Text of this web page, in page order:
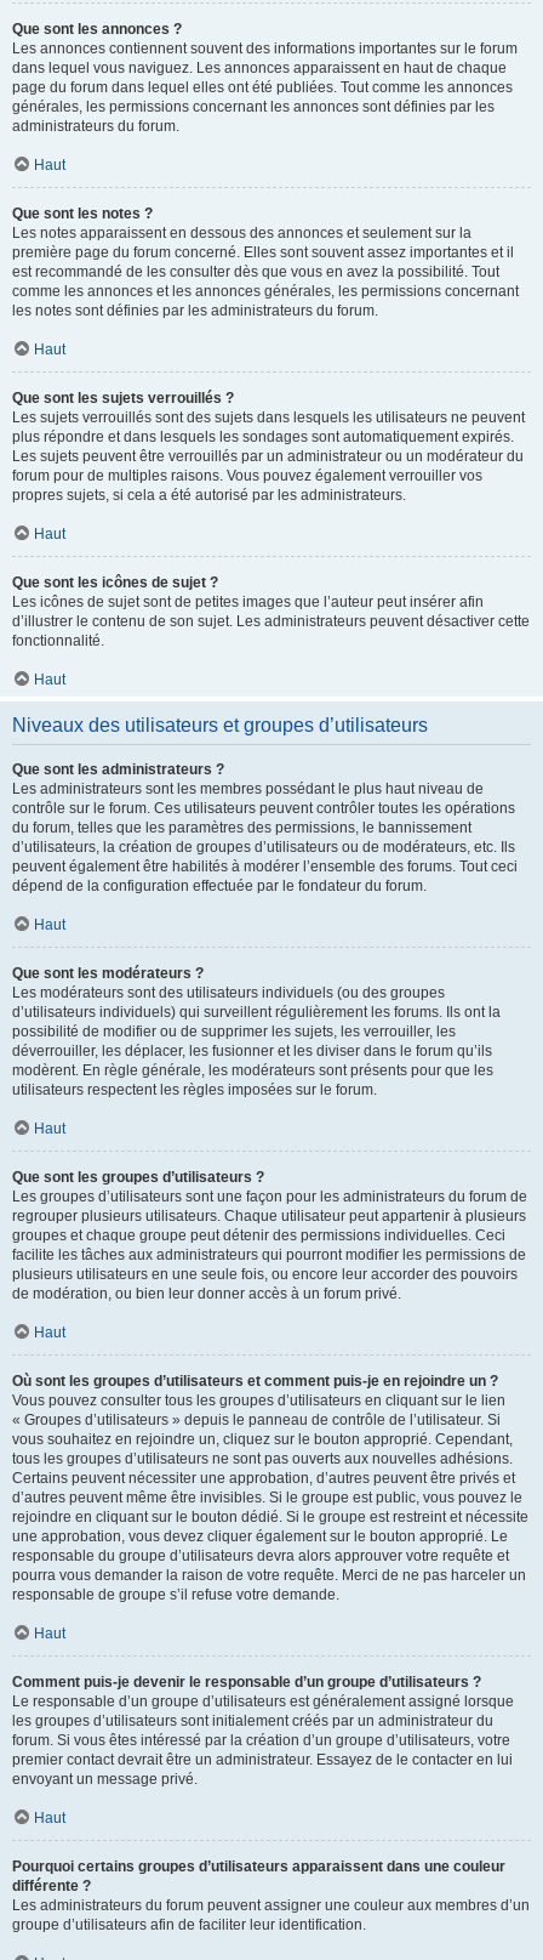
Que sont les annonces ?
Les annonces contiennent souvent des informations importantes sur le forum
dans lequel vous naviguez. Les annonces apparaissent en haut de chaque
page du forum dans lequel elles ont été publiées. Tout comme les annonces
générales, les permissions concernant les annonces sont définies par les
administrateurs du forum.
Haut
Que sont les notes ?
Les notes apparaissent en dessous des annonces et seulement sur la
première page du forum concerné. Elles sont souvent assez importantes et il
est recommandé de les consulter dès que vous en avez la possibilité. Tout
comme les annonces et les annonces générales, les permissions concernant
les notes sont définies par les administrateurs du forum.
Haut
Que sont les sujets verrouillés ?
Les sujets verrouillés sont des sujets dans lesquels les utilisateurs ne peuvent
plus répondre et dans lesquels les sondages sont automatiquement expirés.
Les sujets peuvent être verrouillés par un administrateur ou un modérateur du
forum pour de multiples raisons. Vous pouvez également verrouiller vos
propres sujets, si cela a été autorisé par les administrateurs.
Haut
Que sont les icônes de sujet ?
Les icônes de sujet sont de petites images que l’auteur peut insérer afin
d’illustrer le contenu de son sujet. Les administrateurs peuvent désactiver cette
fonctionnalité.
Haut
Niveaux des utilisateurs et groupes d’utilisateurs
Que sont les administrateurs ?
Les administrateurs sont les membres possédant le plus haut niveau de
contrôle sur le forum. Ces utilisateurs peuvent contrôler toutes les opérations
du forum, telles que les paramètres des permissions, le bannissement
d’utilisateurs, la création de groupes d’utilisateurs ou de modérateurs, etc. Ils
peuvent également être habilités à modérer l’ensemble des forums. Tout ceci
dépend de la configuration effectuée par le fondateur du forum.
Haut
Que sont les modérateurs ?
Les modérateurs sont des utilisateurs individuels (ou des groupes
d’utilisateurs individuels) qui surveillent régulièrement les forums. Ils ont la
possibilité de modifier ou de supprimer les sujets, les verrouiller, les
déverrouiller, les déplacer, les fusionner et les diviser dans le forum qu’ils
modèrent. En règle générale, les modérateurs sont présents pour que les
utilisateurs respectent les règles imposées sur le forum.
Haut
Que sont les groupes d’utilisateurs ?
Les groupes d’utilisateurs sont une façon pour les administrateurs du forum de
regrouper plusieurs utilisateurs. Chaque utilisateur peut appartenir à plusieurs
groupes et chaque groupe peut détenir des permissions individuelles. Ceci
facilite les tâches aux administrateurs qui pourront modifier les permissions de
plusieurs utilisateurs en une seule fois, ou encore leur accorder des pouvoirs
de modération, ou bien leur donner accès à un forum privé.
Haut
Où sont les groupes d’utilisateurs et comment puis-je en rejoindre un ?
Vous pouvez consulter tous les groupes d’utilisateurs en cliquant sur le lien
« Groupes d’utilisateurs » depuis le panneau de contrôle de l’utilisateur. Si
vous souhaitez en rejoindre un, cliquez sur le bouton approprié. Cependant,
tous les groupes d’utilisateurs ne sont pas ouverts aux nouvelles adhésions.
Certains peuvent nécessiter une approbation, d’autres peuvent être privés et
d’autres peuvent même être invisibles. Si le groupe est public, vous pouvez le
rejoindre en cliquant sur le bouton dédié. Si le groupe est restreint et nécessite
une approbation, vous devez cliquer également sur le bouton approprié. Le
responsable du groupe d’utilisateurs devra alors approuver votre requête et
pourra vous demander la raison de votre requête. Merci de ne pas harceler un
responsable de groupe s’il refuse votre demande.
Haut
Comment puis-je devenir le responsable d’un groupe d’utilisateurs ?
Le responsable d’un groupe d’utilisateurs est généralement assigné lorsque
les groupes d’utilisateurs sont initialement créés par un administrateur du
forum. Si vous êtes intéressé par la création d’un groupe d’utilisateurs, votre
premier contact devrait être un administrateur. Essayez de le contacter en lui
envoyant un message privé.
Haut
Pourquoi certains groupes d’utilisateurs apparaissent dans une couleur
différente ?
Les administrateurs du forum peuvent assigner une couleur aux membres d’un
groupe d’utilisateurs afin de faciliter leur identification.